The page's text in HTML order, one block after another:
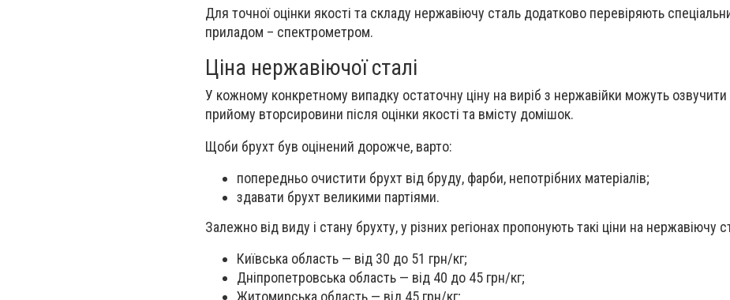
Для точної оцінки якості та складу нержавіючу сталь додатково перевіряють
приладом – спектрометром.
Ціна нержавіючої сталі
У кожному конкретному випадку остаточну ціну на виріб з нержавійки можуть озвучити
прийому вторсировини після оцінки якості та вмісту домішок.
Щоби брухт був оцінений дорожче, варто:
попередньо очистити брухт від бруду, фарби, непотрібних матеріалів;
здавати брухт великими партіями.
Залежно від виду і стану брухту, у різних регіонах пропонують такі ціни на нержавіючу
Київська область — від 30 до 51 грн/кг;
Дніпропетровська область — від 40 до 45 грн/кг;
Житомирська область — від 45 грн/кг;